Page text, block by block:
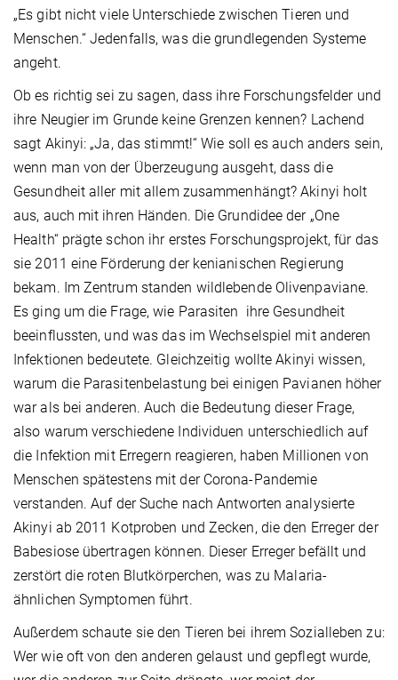
„Es gibt nicht viele Unterschiede zwischen Tieren und
Menschen.“ Jedenfalls, was die grundlegenden Systeme
angeht.
Ob es richtig sei zu sagen, dass ihre Forschungsfelder und
ihre Neugier im Grunde keine Grenzen kennen? Lachend
sagt Akinyi: „Ja, das stimmt!“ Wie soll es auch anders sein,
wenn man von der Überzeugung ausgeht, dass die
Gesundheit aller mit allem zusammenhängt? Akinyi holt
aus, auch mit ihren Händen. Die Grundidee der „One
Health“ prägte schon ihr erstes Forschungsprojekt, für das
sie 2011 eine Förderung der kenianischen Regierung
bekam. Im Zentrum standen wildlebende Olivenpaviane.
Es ging um die Frage, wie Parasiten ihre Gesundheit
beeinflussten, und was das im Wechselspiel mit anderen
Infektionen bedeutete. Gleichzeitig wollte Akinyi wissen,
warum die Parasitenbelastung bei einigen Pavianen höher
war als bei anderen. Auch die Bedeutung dieser Frage,
also warum verschiedene Individuen unterschiedlich auf
die Infektion mit Erregern reagieren, haben Millionen von
Menschen spätestens mit der Corona-Pandemie
verstanden. Auf der Suche nach Antworten analysierte
Akinyi ab 2011 Kotproben und Zecken, die den Erreger der
Babesiose übertragen können. Dieser Erreger befällt und
zerstört die roten Blutkörperchen, was zu Malaria-
ähnlichen Symptomen führt.
Außerdem schaute sie den Tieren bei ihrem Sozialleben zu:
Wer wie oft von den anderen gelaust und gepflegt wurde,